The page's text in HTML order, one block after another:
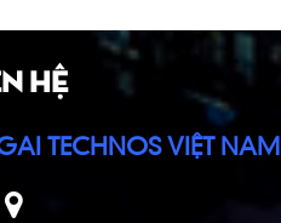
HỆ
TECHNOS VIỆT NAM